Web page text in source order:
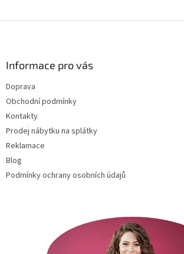
Informace pro vás
Doprava
Obchodní podmínky
Kontakty
Prodej nábytku na splátky
Reklamace
Blog
Podmínky ochrany osobních údajů